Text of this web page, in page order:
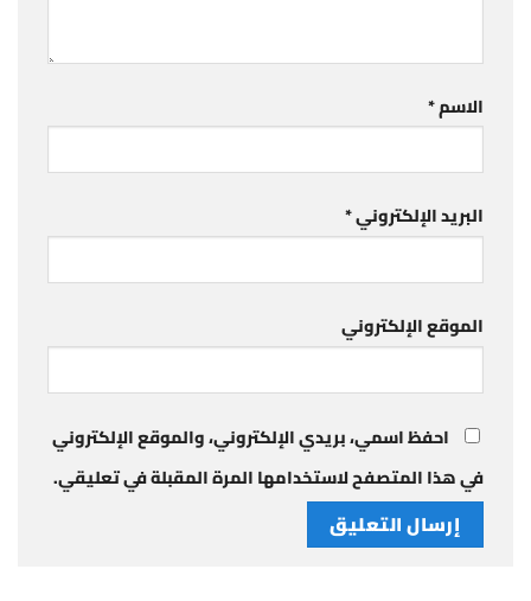
الاسم*
البريد الإلكتروني*
الموقع الإلكتروني
احفظ اسمي، بريدي الإلكتروني، والموقع الإلكتروني
في هذا المتصفح لاستخدامها المرة المقبلة في تعليقي.